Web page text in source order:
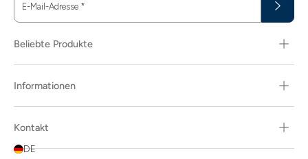
3.66
30
E-Mail-Adresse *
Beliebte Produkte
Informationen
Kontakt
DE